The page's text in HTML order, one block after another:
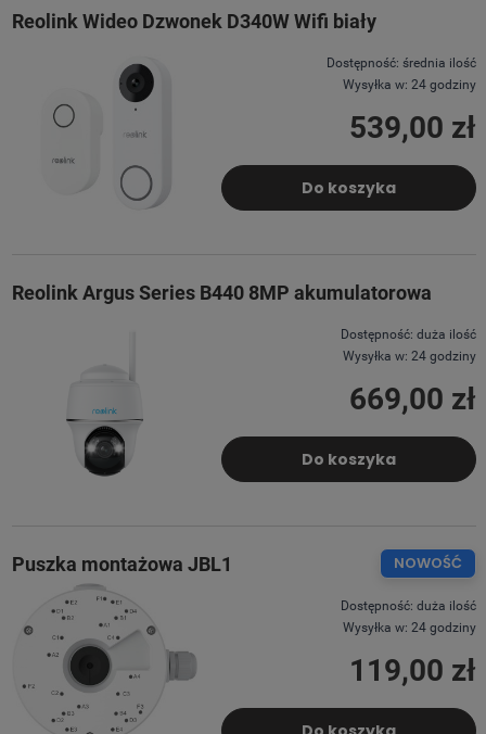
Reolink Wideo Dzwonek D340W Wifi biały
Dostępność: średnia ilość
Wysyłka w: 24 godziny
539,00 zł
Do koszyka
Reolink Argus Series B440 8MP akumulatorowa
Dostępność: duża ilość
Wysyłka w: 24 godziny
669,00 zł
Do koszyka
Puszka montażowa JBL1
Dostępność: duża ilość
Wysyłka w: 24 godziny
119,00 zł
NOWOŚĆ